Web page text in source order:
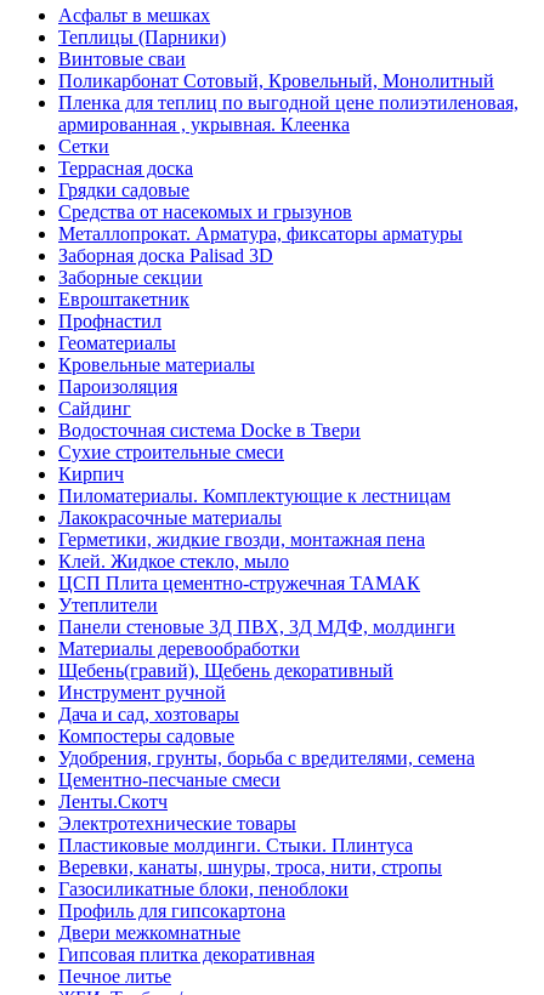
Асфальт в мешках
Теплицы (Парники)
Винтовые сваи
Поликарбонат Сотовый, Кровельный, Монолитный
Пленка для теплиц по выгодной цене полиэтиленовая,
армированная , укрывная. Клеенка
Сетки
Террасная доска
Грядки садовые
Средства от насекомых и грызунов
Металлопрокат. Арматура, фиксаторы арматуры
Заборная доска Palisad 3D
Заборные секции
Евроштакетник
Профнастил
Геоматериалы
Кровельные материалы
Пароизоляция
Сайдинг
Водосточная система Docke в Твери
Сухие строительные смеси
Кирпич
Пиломатериалы. Комплектующие к лестницам
Лакокрасочные материалы
Герметики, жидкие гвозди, монтажная пена
Клей. Жидкое стекло, мыло
ЦСП Плита цементно-стружечная ТАМАК
Утеплители
Панели стеновые 3Д ПВХ, 3Д МДФ, молдинги
Материалы деревообработки
Щебень(гравий), Щебень декоративный
Инструмент ручной
Дача и сад, хозтовары
Компостеры садовые
Удобрения, грунты, борьба с вредителями, семена
Цементно-песчаные смеси
Ленты.Скотч
Электротехнические товары
Пластиковые молдинги. Стыки. Плинтуса
Веревки, канаты, шнуры, троса, нити, стропы
Газосиликатные блоки, пеноблоки
Профиль для гипсокартона
Двери межкомнатные
Гипсовая плитка декоративная
Печное литье